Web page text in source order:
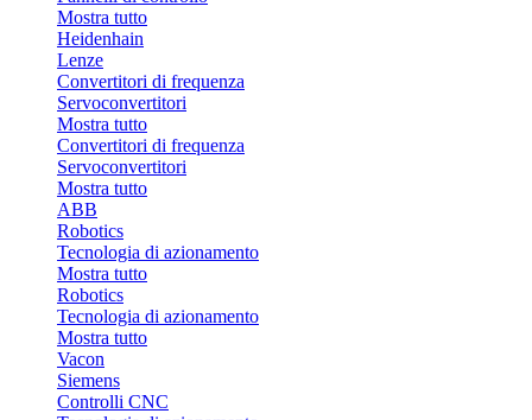
Mostra tutto
Heidenhain
Lenze
Convertitori di frequenza
Servoconvertitori
Mostra tutto
Convertitori di frequenza
Servoconvertitori
Mostra tutto
ABB
Robotics
Tecnologia di azionamento
Mostra tutto
Robotics
Tecnologia di azionamento
Mostra tutto
Vacon
Siemens
Controlli CNC